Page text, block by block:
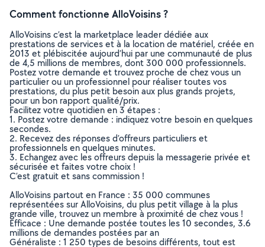
Comment fonctionne AlloVoisins ?
AlloVoisins c’est la marketplace leader dédiée aux
prestations de services et à la location de matériel, créée en
2013 et plébiscitée aujourd’hui par une communauté de plus
de 4,5 millions de membres, dont 300 000 professionnels.
Postez votre demande et trouvez proche de chez vous un
particulier ou un professionnel pour réaliser toutes vos
prestations, du plus petit besoin aux plus grands projets,
pour un bon rapport qualité/prix.
Facilitez votre quotidien en 3 étapes :
1. Postez votre demande : indiquez votre besoin en quelques
secondes.
2. Recevez des réponses d’offreurs particuliers et
professionnels en quelques minutes.
3. Echangez avec les offreurs depuis la messagerie privée et
sécurisée et faites votre choix !
C’est gratuit et sans commission !
AlloVoisins partout en France : 35 000 communes
représentées sur AlloVoisins, du plus petit village à la plus
grande ville, trouvez un membre à proximité de chez vous !
Efficace : Une demande postée toutes les 10 secondes, 3.6
millions de demandes postées par an
Généraliste : 1 250 types de besoins différents, tout est